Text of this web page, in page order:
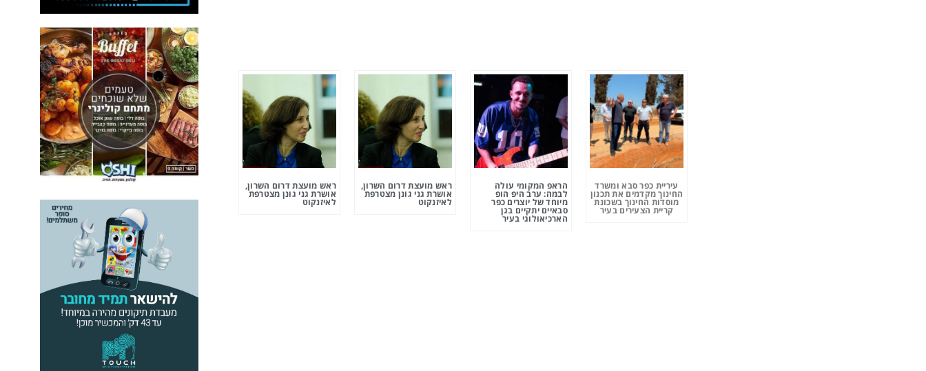
עיריית כפר סבא ומשרד
החינוך מקדמים את תכנון
מוסדות החינוך בשכונת
קריית הצעירים בעיר
הראפ המקומי עולה
לבמה: ערב היפ הופ
מיוחד של יוצרים כפר
סבאיים יתקיים בגן
הארכיאולוגי בעיר
ראש מועצת דרום השרון,
אושרת גני גונן מצטרפת
לאיזנקוט
ראש מועצת דרום השרון,
אושרת גני גונן מצטרפת
לאיזנקוט